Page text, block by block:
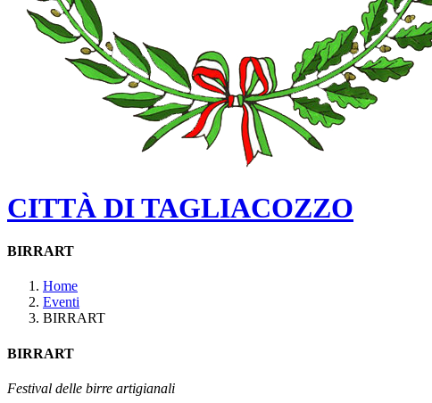
CITTÀ DI TAGLIACOZZO
BIRRART
Home
Eventi
BIRRART
BIRRART
Festival delle birre artigianali